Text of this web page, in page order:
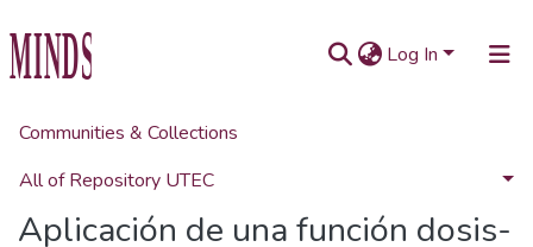
Log In
Communities & Collections
All of Repository UTEC
Statistics
Home Investigaciones
Aplicación de una función dosis-